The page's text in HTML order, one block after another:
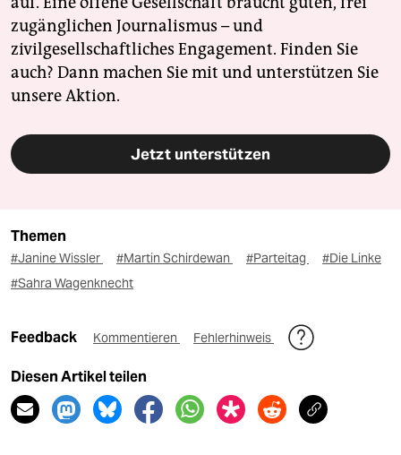
zugänglichen Journalismus – und
zivilgesellschaftliches Engagement. Finden Sie
auch? Dann machen Sie mit und unterstützen Sie
unsere Aktion.
Jetzt unterstützen
Themen
#Janine Wissler #Martin Schirdewan #Parteitag
#Die Linke
#Sahra Wagenknecht
Feedback Kommentieren Fehlerhinweis
Diesen Artikel teilen